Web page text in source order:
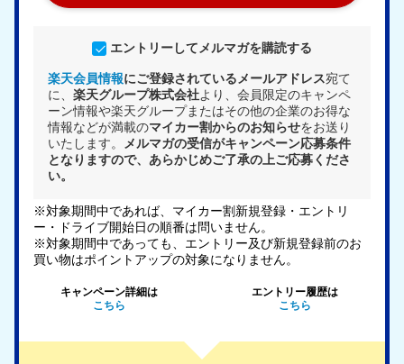
エントリーしてメルマガを購読する
楽天会員情報にご登録されているメールアドレス宛て
に、 楽天グループ株式会社より、会員限定のキャンペ
ーン情報や楽天グループまたはその他の企業のお得な
情報などが満載のマイカー割からのお知らせをお送り
いたします。 メルマガの受信がキャンペーン応募条件
となりますので、あらかじめご了承の上ご応募くださ
い。
※対象期間中であれば、マイカー割新規登録・エントリ
ー・ドライブ開始日の順番は問いません。
※対象期間中であっても、エントリー及び新規登録前のお
買い物はポイントアップの対象になりません。
キャンペーン詳細は
こちら
エントリー履歴は
こちら